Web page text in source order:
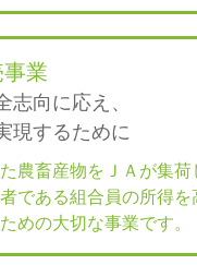
業
志向に応え、
現するために
農畜産物をＪＡが集荷
である組合員の所得を
めの大切な事業です。